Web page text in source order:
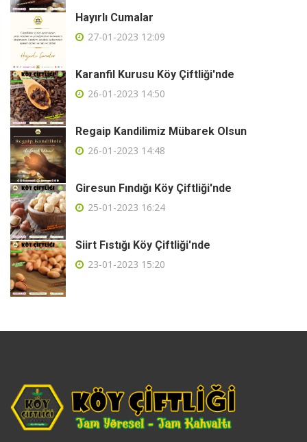
Hayırlı Cumalar
27-01-2023 12:09
Karanfil Kurusu Köy Çiftliği'nde
26-01-2023 14:50
Regaip Kandilimiz Mübarek Olsun
26-01-2023 14:48
Giresun Fındığı Köy Çiftliği'nde
25-01-2023 16:24
Siirt Fıstığı Köy Çiftliği'nde
23-01-2023 15:20